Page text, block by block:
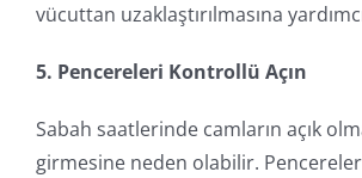
vücuttan uzaklaştırılmasına
5. Pencereleri Kontrollü Açın
Sabah saatlerinde camların açık
girmesine neden olabilir.